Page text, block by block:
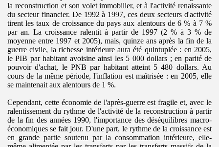
la reconstruction et son volet immobilier, et à l'activité renaissante
du secteur financier. De 1992 à 1997, ces deux secteurs d'activité
tirent les taux de croissance du pays aux alentours de 6 % à 7 %
par an. La croissance ralentit à partir de 1997 (2 % à 3 % de
moyenne entre 1997 et 2005), mais, quinze ans après la fin de la
guerre civile, la richesse intérieure aura été quintuplée : en 2005,
le PIB par habitant avoisine ainsi les 5 000 dollars ; en parité de
pouvoir d'achat, le PNB par habitant atteint 5 480 dollars. Au
cours de la même période, l'inflation est maîtrisée : en 2005, elle
se maintenait aux alentours de 1 %.
Cependant, cette économie de l'après-guerre est fragile et, avec le
ralentissement du rythme de l'activité de la reconstruction à partir
de la fin des années 1990, l'importance des déséquilibres macro-
économiques se fait jour. D'une part, le rythme de la croissance est
en grande partie soutenu par la consommation intérieure, elle-